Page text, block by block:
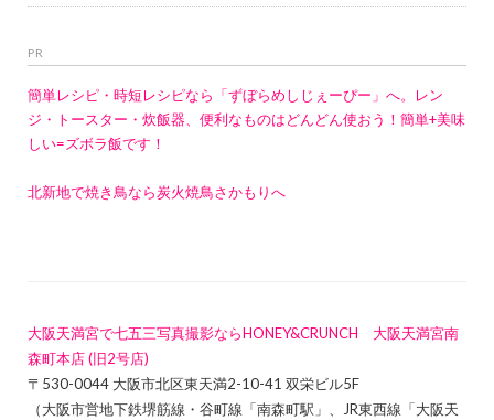
PR
簡単レシピ・時短レシピなら「ずぼらめしじぇーぴー」へ。レン
ジ・トースター・炊飯器、便利なものはどんどん使おう！簡単+美味
しい=ズボラ飯です！
北新地で焼き鳥なら炭火焼鳥さかもりへ
大阪天満宮で七五三写真撮影ならHONEY&CRUNCH 大阪天満宮南
森町本店 (旧2号店)
〒530-0044 大阪市北区東天満2-10-41 双栄ビル5F
（大阪市営地下鉄堺筋線・谷町線「南森町駅」、JR東西線「大阪天